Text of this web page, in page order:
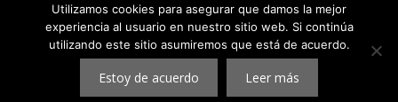
Diseño Web
2026 ENASIS Centro Pedagógico y Académico en Valladolid.
| Aviso legal
Utilizamos cookies para asegurar que damos la mejor
experiencia al usuario en nuestro sitio web. Si continúa
utilizando este sitio asumiremos que está de acuerdo.
Estoy de acuerdo Leer más